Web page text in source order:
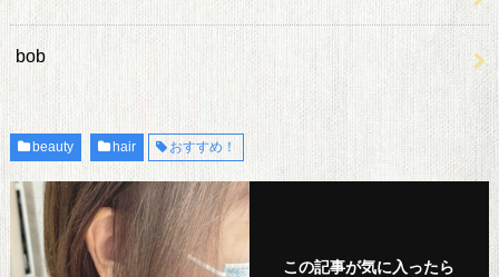
bob
beauty hair おすすめ！
この記事が気に入ったら